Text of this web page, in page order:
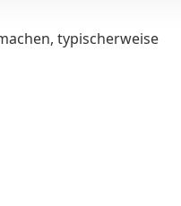
typischerweise